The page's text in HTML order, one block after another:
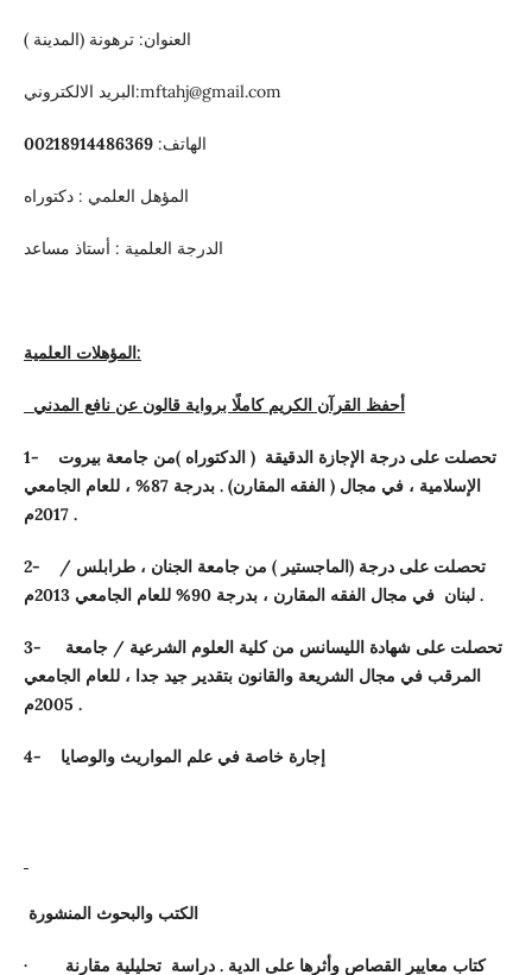
العنوان: ترهونة (المدينة )
البريد الالكتروني:mftahj@gmail.com
الهاتف:00218914486369
المؤهل العلمي : دكتوراه
المؤهلات العلمية:
أحفظ القرآن الكريم كاملًا برواية قالون عن نافع المدني
1- تحصلت على درجة الإجازة الدقيقة ( الدكتوراه )من جامعة بيروت
الإسلامية ، في مجال ( الفقه المقارن) . بدرجة87% ، للعام الجامعي
2017م .
2-
تحصلت على درجة (الماجستير ) من جامعة الجنان ، طرابلس /
لبنان في مجال الفقه المقارن ، بدرجة90% للعام الجامعي2013 م .
3-
المرقب في مجال الشريعة والقانون بتقدير جيد جدا ، للعام الجامعي
2005 م .
4- إجارة خاصة في علم المواريث والوصايا
الكتب والبحوث المنشورة
· كتاب معايير القصاص وأثرها على الدية . دراسة تحليلية مقارنة